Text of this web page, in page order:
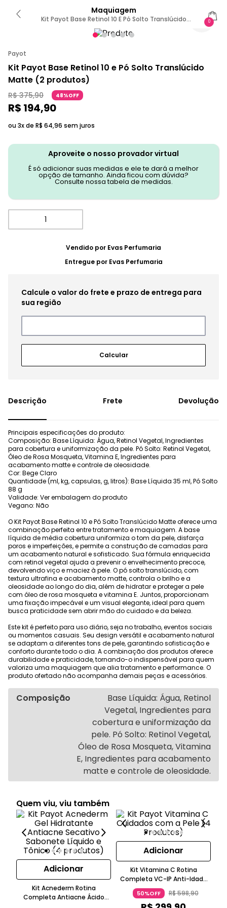
Maquiagem
Kit Payot Base Retinol 10 E Pó Solto Translúcido
Matte (2 Produtos)
0
Payot
Kit Payot Base Retinol 10 e Pó Solto Translúcido
Matte (2 produtos)
R$ 375,90 48%OFF
R$ 194,90
ou 3x de R$ 64,96 sem juros
Aproveite o nosso provador virtual
É só adicionar suas medidas e ele te dará a melhor
opção de tamanho. Ainda ficou com dúvida?
Consulte nossa tabela de medidas.
Vendido por Evas Perfumaria
Entregue por Evas Perfumaria
Frete Devolução
Principais especificações do produto:
Composição: Base Líquida: Água, Retinol Vegetal, Ingredientes
para cobertura e uniformização da pele. Pó Solto: Retinol Vegetal,
Óleo de Rosa Mosqueta, Vitamina E, Ingredientes para
acabamento matte e controle de oleosidade.
Cor: Bege Claro
Quantidade (ml, kg, capsulas, g, litros): Base Líquida 35 ml, Pó Solto
88 g
Validade: Ver embalagem do produto
Vegano: Não
O Kit Payot Base Retinol 10 e Pó Solto Translúcido Matte oferece uma
combinação perfeita entre tratamento e maquiagem. A base
líquida de média cobertura uniformiza o tom da pele, disfarça
poros e imperfeições, e permite a construção de camadas para
um acabamento natural e sofisticado. Sua fórmula enriquecida
com retinol vegetal ajuda a prevenir o envelhecimento precoce,
devolvendo viço e maciez à pele. O pó solto translúcido, com
textura ultrafina e acabamento matte, controla o brilho e a
oleosidade ao longo do dia, além de hidratar e proteger a pele
com óleo de rosa mosqueta e vitamina E. Juntos, proporcionam
uma fixação impecável e um visual elegante, ideal para quem
busca praticidade sem abrir mão do cuidado e da beleza.
Este kit é perfeito para uso diário, seja no trabalho, eventos sociais
ou momentos casuais. Seu design versátil e acabamento natural
se adaptam a diferentes tons de pele, garantindo sofisticação e
conforto durante todo o dia. A combinação dos produtos oferece
durabilidade e praticidade, tornando-o indispensável para quem
valoriza uma maquiagem que alia tratamento e performance. O
produto ofertado não acompanha demais peças e acessórios.
Composição
Base Líquida: Água, Retinol
Vegetal, Ingredientes para
cobertura e uniformização da
pele. Pó Solto: Retinol Vegetal,
Óleo de Rosa Mosqueta, Vitamina
E, Ingredientes para acabamento
matte e controle de oleosidade.
Quem viu, viu também
Adicionar
Kit Acnederm Rotina
Completa Antiacne Ácido
Adicionar
Kit Vitamina C Rotina
Completa VC-IP Anti-Idade
Hidratante Para Pele Sensível
Payot
50%OFF R$598,90